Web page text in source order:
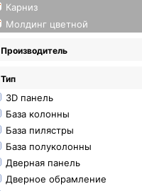
Карниз
Молдинг цветной
Производитель
Тип
3D панель
База колонны
База пилястры
База полуколонны
Дверная панель
Дверное обрамление